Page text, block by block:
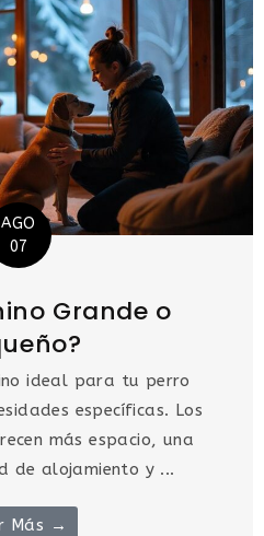
AGO
07
Grande o
ideal para tu perro
específicas. Los
más espacio, una
de alojamiento y ...
Más →